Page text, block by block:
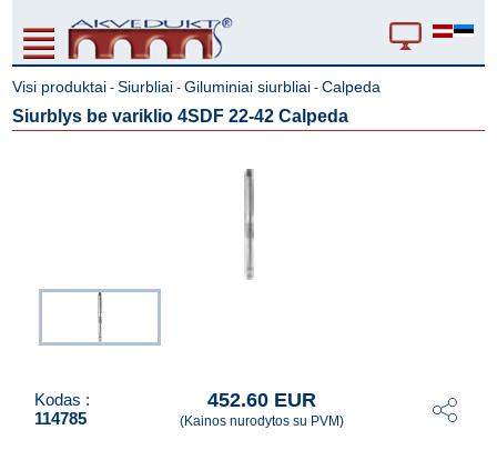
Visi produktai -Siurbliai -Giluminiai siurbliai -Calpeda
Siurblys be variklio 4SDF 22-42 Calpeda
Kodas :
114785
452.60 EUR
(Kainos nurodytos su PVM)